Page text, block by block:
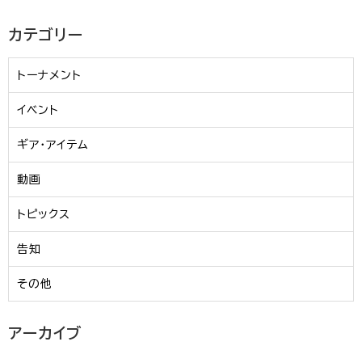
カテゴリー
トーナメント
イベント
ギア・アイテム
動画
トピックス
告知
その他
アーカイブ